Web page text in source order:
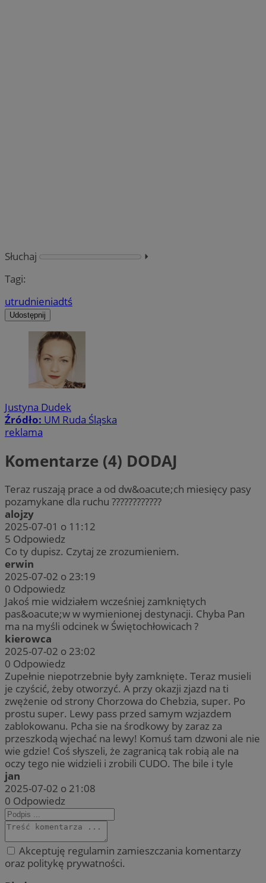
Słuchaj
⏵︎
Tagi:
utrudnieniadtś
Udostępnij
Justyna Dudek
Źródło: UM Ruda Śląska
reklama
Komentarze (4) DODAJ
Teraz ruszają prace a od dw&oacute;ch miesięcy pasy
pozamykane dla ruchu ????????????
alojzy
2025-07-01 o 11:12
5 Odpowiedz
Co ty dupisz. Czytaj ze zrozumieniem.
erwin
2025-07-02 o 23:19
0 Odpowiedz
Jakoś mie widziałem wcześniej zamkniętych
pas&oacute;w w wymienionej destynacji. Chyba Pan
ma na myśli odcinek w Świętochłowicach ?
kierowca
2025-07-02 o 23:02
0 Odpowiedz
Zupełnie niepotrzebnie były zamknięte. Teraz musieli
je czyścić, żeby otworzyć. A przy okazji zjazd na ti
zwężenie od strony Chorzowa do Chebzia, super. Po
prostu super. Lewy pass przed samym wzjazdem
zablokowanu. Pcha sie na środkowy by zaraz za
przeszkodą wjechać na lewy! Komuś tam dzwoni ale nie
wie gdzie! Coś słyszeli, że zagranicą tak robią ale na
oczy tego nie widzieli i zrobili CUDO. The bile i tyle
jan
2025-07-02 o 21:08
0 Odpowiedz
Akceptuję regulamin zamieszczania komentarzy
oraz politykę prywatności.